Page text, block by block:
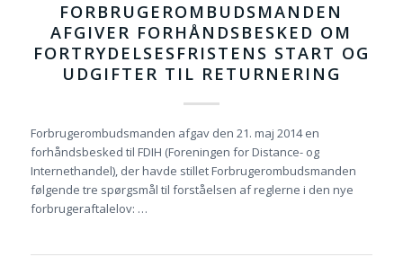
FORBRUGEROMBUDSMANDEN
AFGIVER FORHÅNDSBESKED OM
FORTRYDELSESFRISTENS START OG
UDGIFTER TIL RETURNERING
Forbrugerombudsmanden afgav den 21. maj 2014 en
forhåndsbesked til FDIH (Foreningen for Distance- og
Internethandel), der havde stillet Forbrugerombudsmanden
følgende tre spørgsmål til forståelsen af reglerne i den nye
forbrugeraftalelov: …